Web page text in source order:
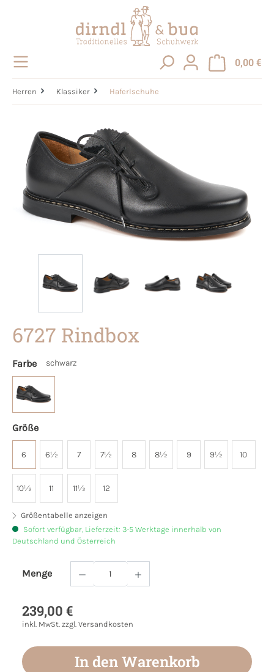
0,00 €
Herren Klassiker Haferlschuhe
6727 Rindbox
Farbe schwarz
Größe
6 6½ 7 7½ 8 8½ 9 9½ 10
10½ 11 11½ 12
Größentabelle anzeigen
Sofort verfügbar, Lieferzeit: 3-5 Werktage innerhalb von
Deutschland und Österreich
Menge
Produkt Anzahl: Gib den gewünschten
239,00 €
inkl. MwSt. zzgl. Versandkosten
In den Warenkorb